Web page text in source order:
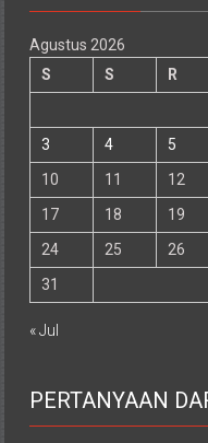
Agustus 2026
S
S R
3
4 5
10
11 12
17
18 19
24
25 26
31
« Jul
PERTANYAAN